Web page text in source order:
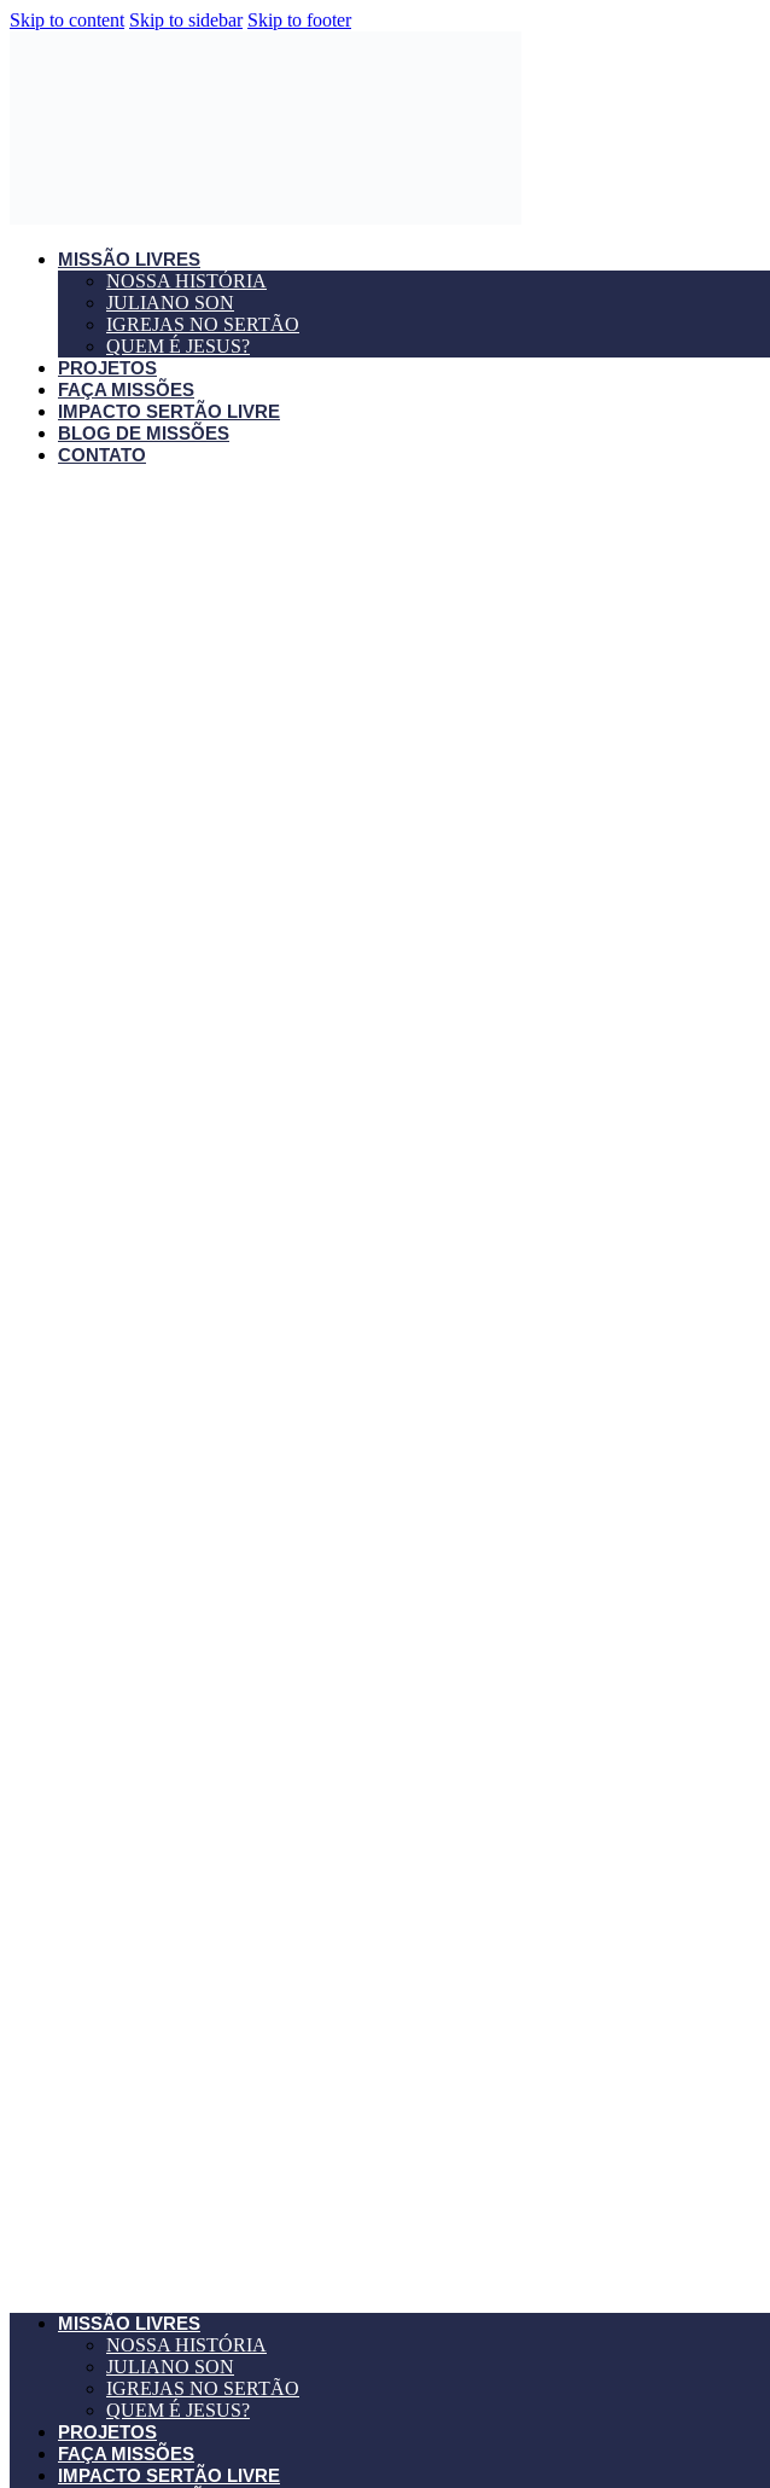
Skip to content Skip to sidebar Skip to footer
MISSÃO LIVRES
NOSSA HISTÓRIA
JULIANO SON
IGREJAS NO SERTÃO
QUEM É JESUS?
PROJETOS
FAÇA MISSÕES
IMPACTO SERTÃO LIVRE
BLOG DE MISSÕES
CONTATO
MISSÃO LIVRES
NOSSA HISTÓRIA
JULIANO SON
IGREJAS NO SERTÃO
QUEM É JESUS?
PROJETOS
FAÇA MISSÕES
IMPACTO SERTÃO LIVRE